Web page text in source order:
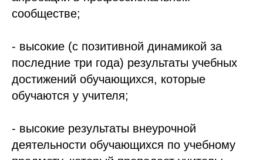
сообществе;
- высокие (с позитивной динамикой за
последние три года) результаты учебных
достижений обучающихся, которые
обучаются у учителя;
- высокие результаты внеурочной
деятельности обучающихся по учебному